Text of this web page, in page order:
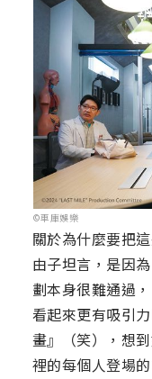
©車庫娛樂
關於為什麼要把
由子坦言，是因
劃本身很難通過
看起來更有吸引
畫』（笑），想
裡的每個人登場